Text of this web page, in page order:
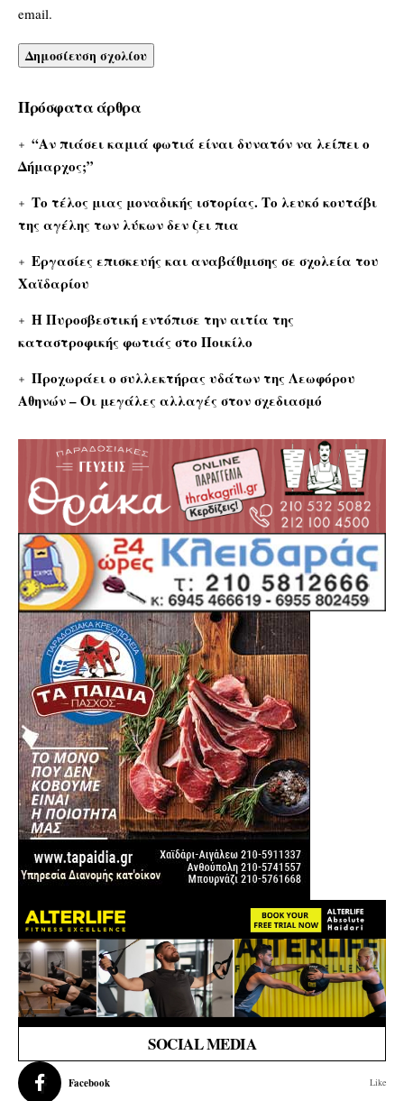
email.
Πρόσφατα άρθρα
“Αν πιάσει καμιά φωτιά είναι δυνατόν να λείπει ο
Δήμαρχος;”
Το τέλος μιας μοναδικής ιστορίας. Το λευκό κουτάβι
της αγέλης των λύκων δεν ζει πια
Εργασίες επισκευής και αναβάθμισης σε σχολεία του
Χαϊδαρίου
Η Πυροσβεστική εντόπισε την αιτία της
καταστροφικής φωτιάς στο Ποικίλο
Προχωράει ο συλλεκτήρας υδάτων της Λεωφόρου
Αθηνών – Οι μεγάλες αλλαγές στον σχεδιασμό
SOCIAL MEDIA
Facebook Like